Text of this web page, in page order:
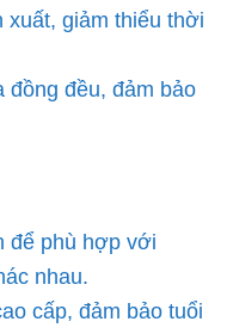
xuất, giảm thiểu thời
đồng đều, đảm bảo
để phù hợp với
nhau.
cấp, đảm bảo tuổi